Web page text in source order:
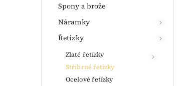
Spony a brože
Náramky
Řetízky
Zlaté řetízky
Stříbrné řetízky
Ocelové řetízky